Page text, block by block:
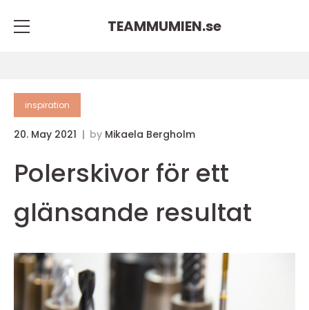
TEAMMUMIEN.se
inspiration
20. May 2021 by Mikaela Bergholm
Polerskivor för ett
glänsande resultat